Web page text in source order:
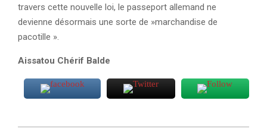
travers cette nouvelle loi, le passeport allemand ne
devienne désormais une sorte de »marchandise de
pacotille ».
Aissatou Chérif Balde